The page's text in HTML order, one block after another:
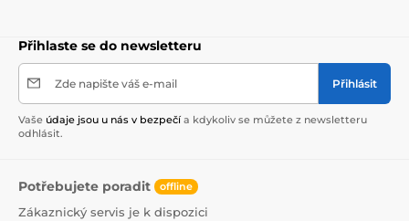
Přihlaste se do newsletteru
Zde napište váš e-mail Přihlásit
Vaše údaje jsou u nás v bezpečí a kdykoliv se můžete z newsletteru
odhlásit.
Potřebujete poradit offline
Zákaznický servis je k dispozici